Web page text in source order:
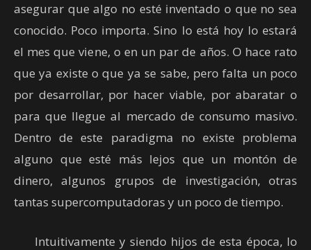
asegurar que algo no esté inventado o que no sea
conocido. Poco importa. Sino lo está hoy lo estará
el mes que viene, o en un par de años. O hace rato
que ya existe o que ya se sabe, pero falta un poco
por desarrollar, por hacer viable, por abaratar o
para que llegue al mercado de consumo masivo.
Dentro de este paradigma no existe problema
alguno que esté más lejos que un montón de
dinero, algunos grupos de investigación, otras
tantas supercomputadoras y un poco de tiempo.
Intuitivamente y siendo hijos de esta época, lo